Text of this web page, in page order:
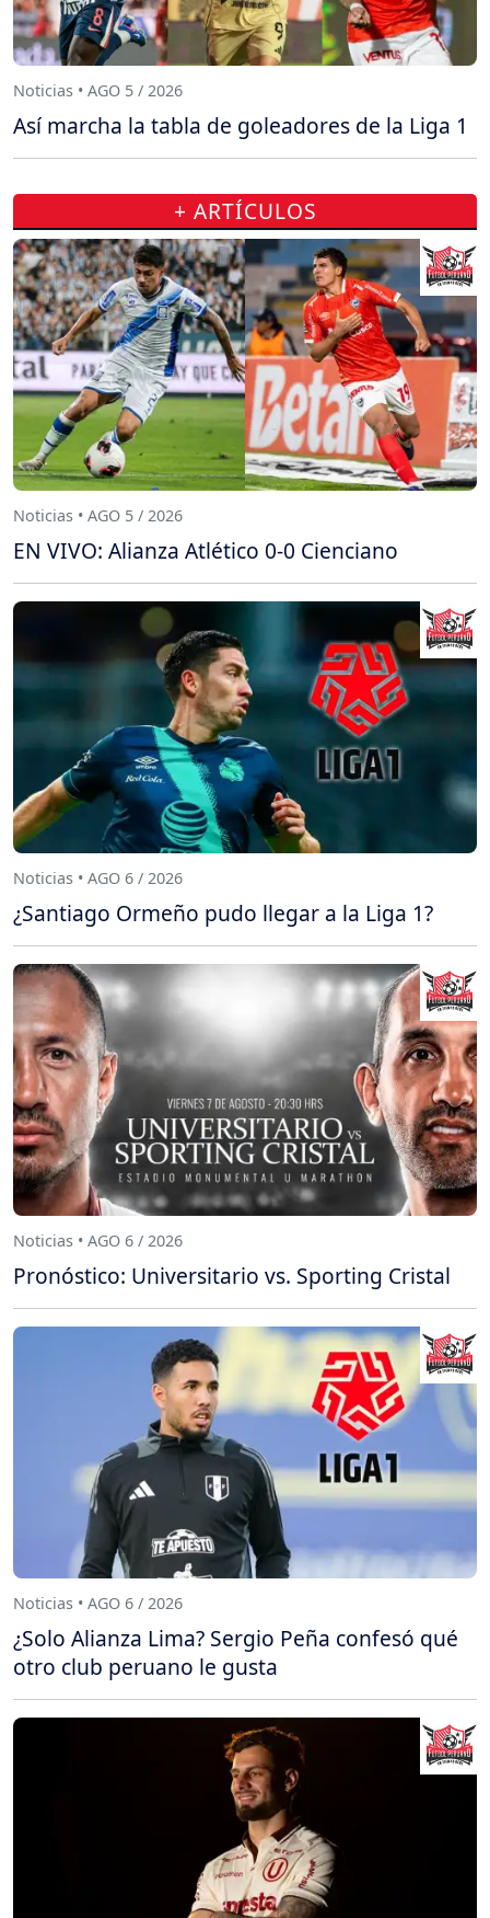
Noticias • AGO 5 / 2026
Así marcha la tabla de goleadores de la Liga 1
+ ARTÍCULOS
Noticias • AGO 5 / 2026
EN VIVO: Alianza Atlético 0-0 Cienciano
Noticias • AGO 6 / 2026
¿Santiago Ormeño pudo llegar a la Liga 1?
Noticias • AGO 6 / 2026
Pronóstico: Universitario vs. Sporting Cristal
Noticias • AGO 6 / 2026
¿Solo Alianza Lima? Sergio Peña confesó qué
otro club peruano le gusta